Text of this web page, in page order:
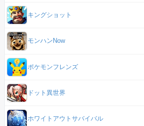
キングショット
モンハンNow
ポケモンフレンズ
ドット異世界
ホワイトアウトサバイバル